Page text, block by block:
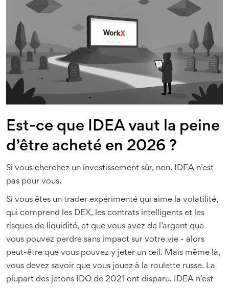
Est-ce que IDEA vaut la peine
d’être acheté en 2026 ?
Si vous cherchez un investissement sûr, non. IDEA n’est
pas pour vous.
Si vous êtes un trader expérimenté qui aime la volatilité,
qui comprend les DEX, les contrats intelligents et les
risques de liquidité, et que vous avez de l’argent que
vous pouvez perdre sans impact sur votre vie - alors
peut-être que vous pouvez y jeter un œil. Mais même là,
vous devez savoir que vous jouez à la roulette russe. La
plupart des jetons IDO de 2021 ont disparu. IDEA n’est